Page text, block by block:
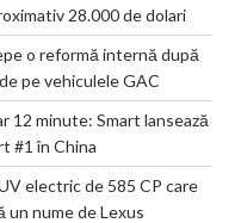
28.000 de dolari
o reformă internă după
pe vehiculele GAC
12 minute: Smart lansează
#1 în China
electric de 585 CP care
un nume de Lexus